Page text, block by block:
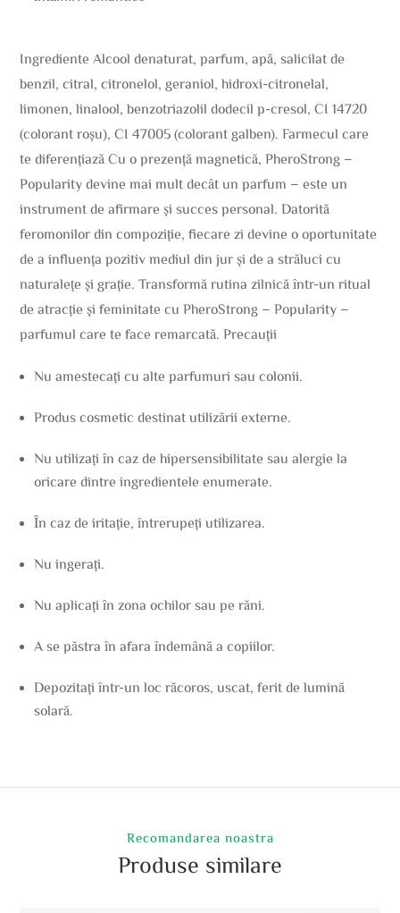
Ingrediente Alcool denaturat, parfum, apă, salicilat de
benzil, citral, citronelol, geraniol, hidroxi-citronelal,
limonen, linalool, benzotriazolil dodecil p-cresol, CI 14720
(colorant roșu), CI 47005 (colorant galben). Farmecul care
te diferențiază Cu o prezență magnetică, PheroStrong –
Popularity devine mai mult decât un parfum – este un
instrument de afirmare și succes personal. Datorită
feromonilor din compoziție, fiecare zi devine o oportunitate
de a influența pozitiv mediul din jur și de a străluci cu
naturalețe și grație. Transformă rutina zilnică într-un ritual
de atracție și feminitate cu PheroStrong – Popularity –
parfumul care te face remarcată. Precauții
Nu amestecați cu alte parfumuri sau colonii.
Produs cosmetic destinat utilizării externe.
Nu utilizați în caz de hipersensibilitate sau alergie la
oricare dintre ingredientele enumerate.
În caz de iritație, întrerupeți utilizarea.
Nu ingerați.
Nu aplicați în zona ochilor sau pe răni.
A se păstra în afara îndemână a copiilor.
Depozitați într-un loc răcoros, uscat, ferit de lumină
solară.
Recomandarea noastra
Produse similare